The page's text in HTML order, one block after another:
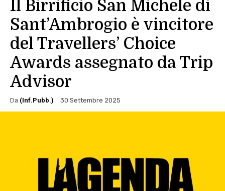
Il Birrificio San Michele di
Sant’Ambrogio è vincitore
del Travellers’ Choice
Awards assegnato da Trip
Advisor
Da (Inf.Pubb.) 30 Settembre 2025